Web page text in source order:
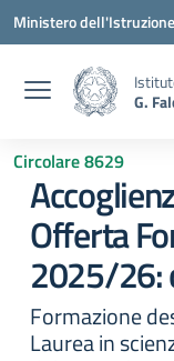
Vai ai contenuti
Vai al menu di
Vai al footer
Ministero
G.
Circolare 8629
Offerta
2025/26:
Formazione
Laurea in